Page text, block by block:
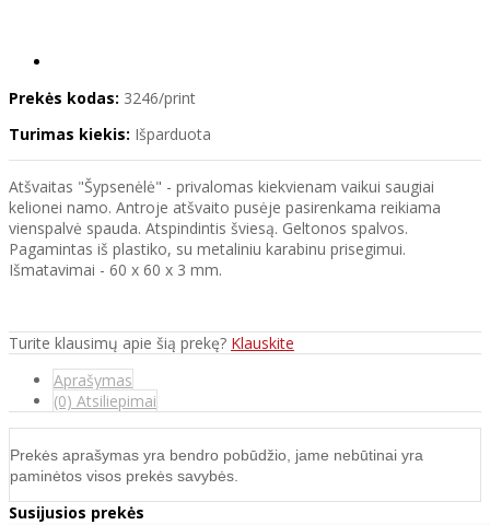
Prekės kodas: 3246/print
Turimas kiekis: Išparduota
Atšvaitas "Šypsenėlė" - privalomas kiekvienam vaikui saugiai
kelionei namo. Antroje atšvaito pusėje pasirenkama reikiama
vienspalvė spauda. Atspindintis šviesą. Geltonos spalvos.
Pagamintas iš plastiko, su metaliniu karabinu prisegimui.
Išmatavimai - 60 x 60 x 3 mm.
Turite klausimų apie šią prekę? Klauskite
Aprašymas
(0) Atsiliepimai
Prekės aprašymas yra bendro pobūdžio, jame nebūtinai yra
paminėtos visos prekės savybės.
Susijusios prekės